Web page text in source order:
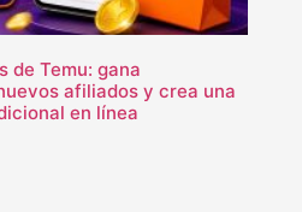
de Temu: gana
afiliados y crea una
en línea